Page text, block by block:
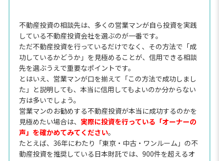
不動産投資の相談先は、多くの営業マンが自ら投資を実践
している不動産投資会社を選ぶのが一番です。
ただ不動産投資を行っているだけでなく、その方法で「成
功しているかどうか」を見極めることが、信用できる相談
先を選ぶうえで重要なポイントです。
とはいえ、営業マンが口を揃えて「この方法で成功しまし
た」と説明しても、本当に信用してもよいのか分からない
方は多いでしょう。
営業マンのお勧めする不動産投資が本当に成功するのかを
見極めたい場合は、 実際に投資を行っている「オーナーの
声」を確かめてみてください。
たとえば、36年にわたり「東京・中古・ワンルーム」の不
動産投資を推奨している日本財託では、900件を超えるオ